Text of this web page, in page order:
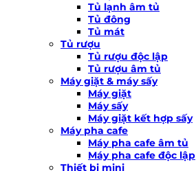
Tủ lạnh âm tủ
Tủ đông
Tủ mát
Tủ rượu
Tủ rượu độc lập
Tủ rượu âm tủ
Máy giặt & máy sấy
Máy giặt
Máy sấy
Máy giặt kết hợp sấy
Máy pha cafe
Máy pha cafe âm tủ
Máy pha cafe độc lập
Thiết bị mini